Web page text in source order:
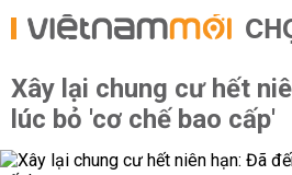
Xây lại chung cư hết
lúc bỏ 'cơ chế bao cấp'